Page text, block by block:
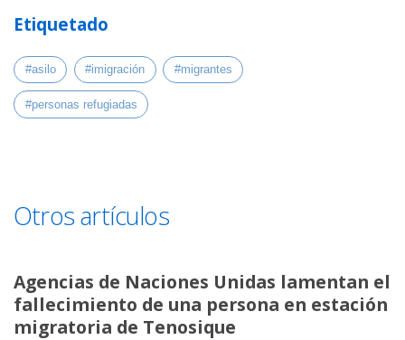
Etiquetado
#asilo #imigración #migrantes
#personas refugiadas
Otros artículos
Agencias de Naciones Unidas lamentan el
fallecimiento de una persona en estación
migratoria de Tenosique